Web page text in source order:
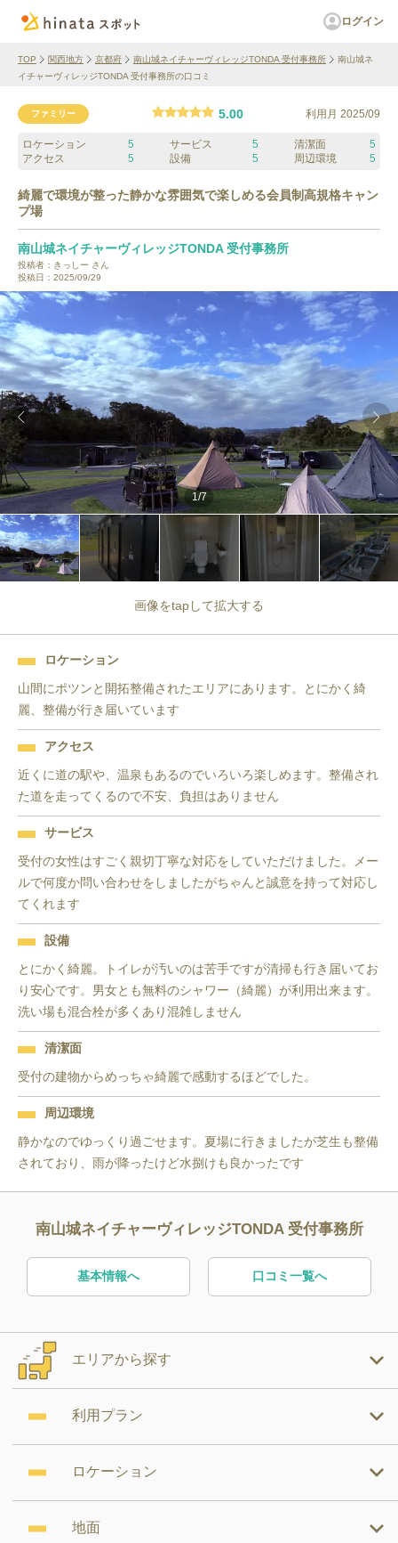
ログイン
TOP 関西地方 京都府 南山城ネイチャーヴィレッジTONDA 受付事務所
南山城ネ
イチャーヴィレッジTONDA 受付事務所の口コミ
ファミリー 5.00 利用月 2025/09
ロケーション 5 サービス 5 清潔面
5
アクセス
5 設備 5 周辺環境 5
綺麗で環境が整った静かな雰囲気で楽しめる会員制高規格キャン
プ場
南山城ネイチャーヴィレッジTONDA 受付事務所
投稿者： きっしー さん
投稿日： 2025/09/29
1/7
画像をtapして拡大する
ロケーション
山間にポツンと開拓整備されたエリアにあります。とにかく綺
麗、整備が行き届いています
アクセス
近くに道の駅や、温泉もあるのでいろいろ楽しめます。整備され
た道を走ってくるので不安、負担はありません
サービス
受付の女性はすごく親切丁寧な対応をしていただけました。メー
ルで何度か問い合わせをしましたがちゃんと誠意を持って対応し
てくれます
設備
とにかく綺麗。トイレが汚いのは苦手ですが清掃も行き届いてお
り安心です。男女とも無料のシャワー（綺麗）が利用出来ます。
洗い場も混合栓が多くあり混雑しません
清潔面
受付の建物からめっちゃ綺麗で感動するほどでした。
周辺環境
静かなのでゆっくり過ごせます。夏場に行きましたが芝生も整備
されており、雨が降ったけど水捌けも良かったです
南山城ネイチャーヴィレッジTONDA 受付事務所
基本情報へ 口コミ一覧へ
エリアから探す
利用プラン
ロケーション
地面